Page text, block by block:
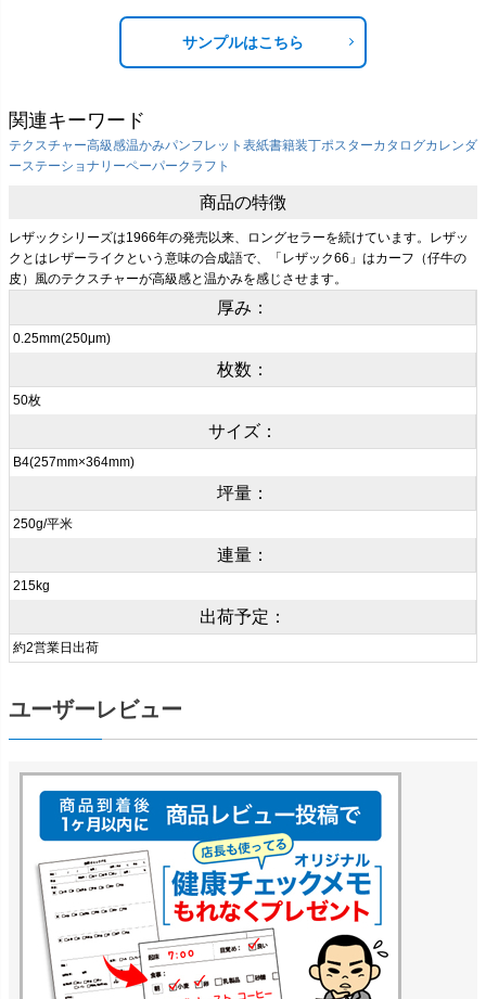
サンプルはこちら
関連キーワード
テクスチャー高級感温かみパンフレット表紙書籍装丁ポスターカタログカレンダ
ーステーショナリーペーパークラフト
商品の特徴
レザックシリーズは1966年の発売以来、ロングセラーを続けています。レザッ
クとはレザーライクという意味の合成語で、「レザック66」はカーフ（仔牛の
皮）風のテクスチャーが高級感と温かみを感じさせます。
厚み：
0.25mm(250μm)
枚数：
50枚
サイズ：
B4(257mm×364mm)
坪量：
250g/平米
連量：
215kg
出荷予定：
約2営業日出荷
ユーザーレビュー